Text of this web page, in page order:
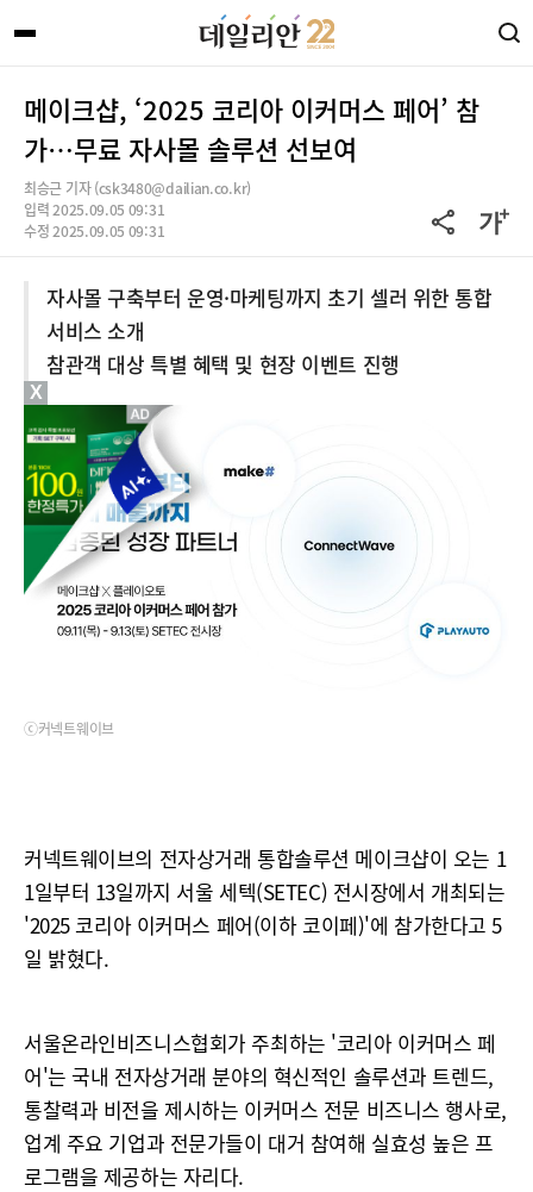
메이크샵, ‘2025 코리아 이커머스 페어’ 참
가…무료 자사몰 솔루션 선보여
최승근 기자 (csk3480@dailian.co.kr)
입력 2025.09.05 09:31
수정 2025.09.05 09:31
자사몰 구축부터 운영·마케팅까지 초기 셀러 위한 통합
서비스 소개
참관객 대상 특별 혜택 및 현장 이벤트 진행
ⓒ커넥트웨이브
커넥트웨이브의 전자상거래 통합솔루션 메이크샵이 오는 1
1일부터 13일까지 서울 세텍(SETEC) 전시장에서 개최되는
'2025 코리아 이커머스 페어(이하 코이페)'에 참가한다고 5
일 밝혔다.
서울온라인비즈니스협회가 주최하는 '코리아 이커머스 페
어'는 국내 전자상거래 분야의 혁신적인 솔루션과 트렌드,
통찰력과 비전을 제시하는 이커머스 전문 비즈니스 행사로,
업계 주요 기업과 전문가들이 대거 참여해 실효성 높은 프
로그램을 제공하는 자리다.
X